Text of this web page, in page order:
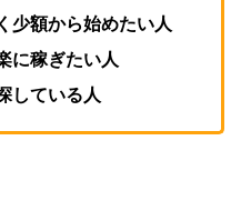
少額から始めたい人
に稼ぎたい人
している人